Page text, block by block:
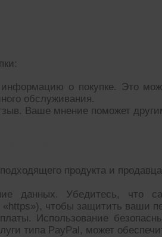
о покупке. Это
обслуживания.
Ваше мнение поможет
продукта и
данных. Убедитесь, что
«https»), чтобы защитить ваши
Использование
типа PayPal, может